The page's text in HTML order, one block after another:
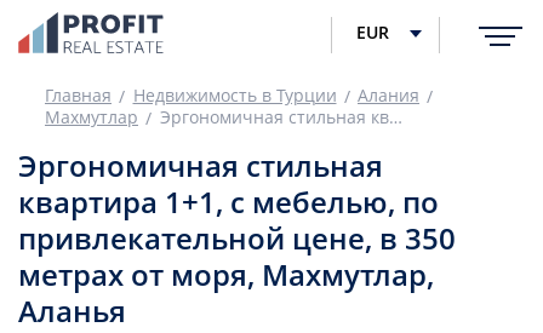
EUR
Главная Недвижимость в Турции
Алания
Махмутлар
Эргономичная стильная квартира 1+1, с мебелью, по привлекательной цене, в 350 метрах от моря, Махмутлар, Аланья
Эргономичная стильная
квартира 1+1, с мебелью, по
привлекательной цене, в 350
метрах от моря, Махмутлар,
Аланья